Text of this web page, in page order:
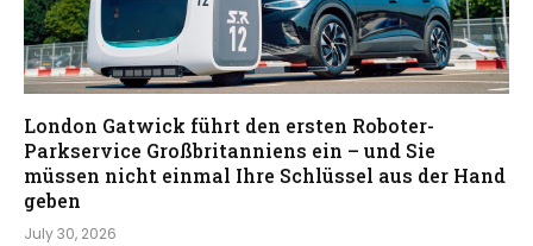
London Gatwick führt den ersten Roboter-
Parkservice Großbritanniens ein – und Sie
müssen nicht einmal Ihre Schlüssel aus der Hand
geben
July 30, 2026